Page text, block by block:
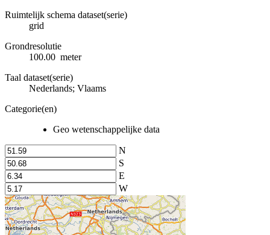
Ruimtelijk schema dataset(serie)
grid
Grondresolutie
100.00 meter
Taal dataset(serie)
Nederlands; Vlaams
Categorie(en)
Geo wetenschappelijke data
N
S
E
W